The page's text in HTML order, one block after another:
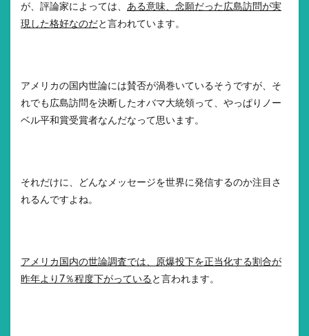
が、評論家によっては、 ある意味、念願だった広島訪問が実
現した格好なのだと言われています。
アメリカの国内世論には賛否が渦巻いているそうですが、そ
れでも広島訪問を決断したオバマ大統領って、やっぱりノー
ベル平和賞受賞者なんだなって思います。
それだけに、どんなメッセージを世界に発信するのか注目さ
れるんですよね。
アメリカ国内の世論調査では、原爆投下を正当化する割合が
昨年より7％程度下がっている と言われます。